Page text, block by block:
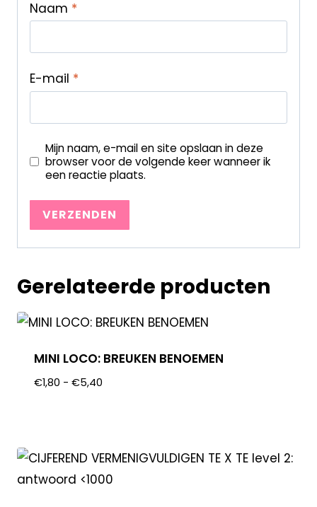
Naam *
E-mail *
Mijn naam, e-mail en site opslaan in deze
browser voor de volgende keer wanneer ik
een reactie plaats.
Gerelateerde producten
MINI LOCO: BREUKEN BENOEMEN
€1,80 - €5,40